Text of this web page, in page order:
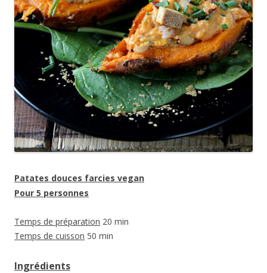
Patates douces farcies vegan
Pour 5 personnes
Temps de préparation 20 min
Temps de cuisson 50 min
Ingrédients